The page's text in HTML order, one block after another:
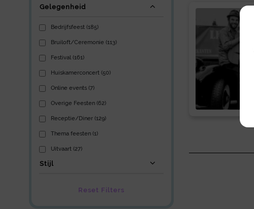
Gelegenheid
Bedrijfsfeest (185)
Bruiloft/Ceremonie (113)
Festival (161)
Huiskamerconcert (50)
Online events (7)
Overige Feesten (62)
Receptie/Diner (129)
Thema feesten (1)
Uitvaart (27)
Stijl
Reset Filters